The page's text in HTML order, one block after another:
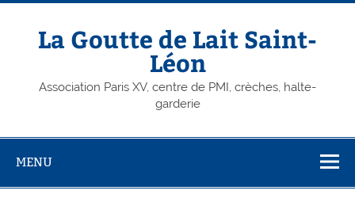
Skip
contentLa Goutte de Lait Saint-
Léon
Association Paris XV, centre de PMI, crèches, halte-
garderie
MENU